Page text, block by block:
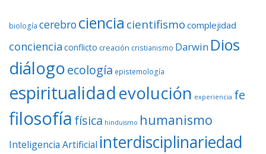
biología cerebro ciencia cientifismo complejidad
conciencia conflicto creación cristianismo Darwin Dios
diálogoecología epistemología
espiritualidadevolución experiencia fe
filosofía física hinduismo humanismo
Inteligencia Artificial interdisciplinariedad